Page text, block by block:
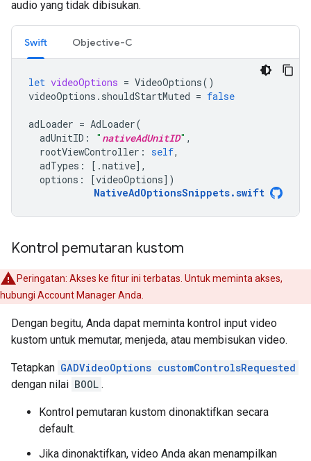
audio yang tidak dibisukan.
Swift Objective-C
let videoOptions = VideoOptions()
videoOptions . shouldStartMuted = false
adLoader = AdLoader(
adUnitID : " nativeAdUnitID" ,
rootViewController : self,
adTypes : [.native],
options : [videoOptions])
NativeAdOptionsSnippets.swift
Kontrol pemutaran kustom
Peringatan: Akses ke fitur ini terbatas. Untuk meminta akses,
hubungi Account Manager Anda.
Dengan begitu, Anda dapat meminta kontrol input video
kustom untuk memutar, menjeda, atau membisukan video.
Tetapkan GADVideoOptions customControlsRequested
dengan nilai BOOL .
Kontrol pemutaran kustom dinonaktifkan secara
default.
Jika dinonaktifkan, video Anda akan menampilkan